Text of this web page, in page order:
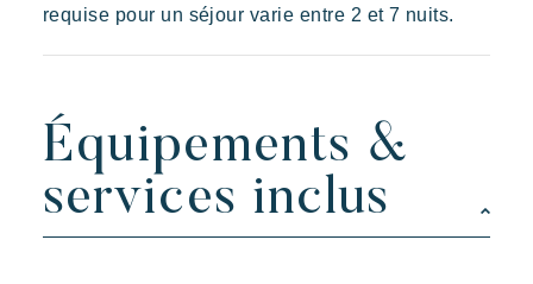
requise pour un séjour varie entre 2 et 7 nuits.
Équipements &
services inclus